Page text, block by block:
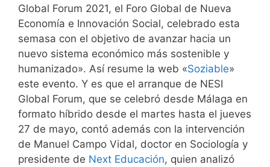
Global Forum 2021, el Foro Global de Nueva
Economía e Innovación Social, celebrado esta
semasa con el objetivo de avanzar hacia un
nuevo sistema económico más sostenible y
humanizado». Así resume la web «Soziable»
este evento. Y es que el arranque de NESI
Global Forum, que se celebró desde Málaga en
formato híbrido desde el martes hasta el jueves
27 de mayo, contó además con la intervención
de Manuel Campo Vidal, doctor en Sociología y
presidente de Next Educación, quien analizó